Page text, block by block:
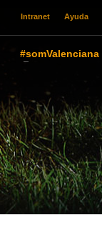
Intranet Ayuda
#somValenciana